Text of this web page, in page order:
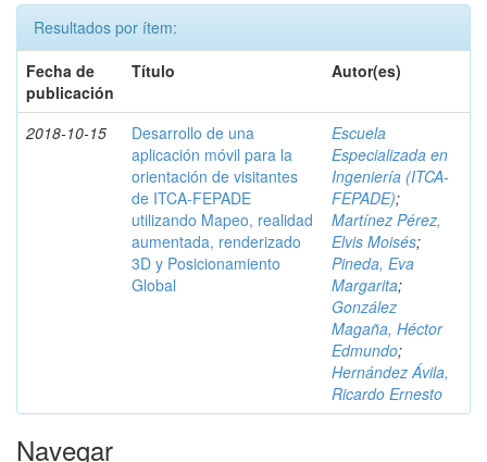
Resultados por ítem:
Fecha de
publicación
Título Autor(es)
2018-10-15
Desarrollo de una
aplicación móvil para la
orientación de visitantes
de ITCA-FEPADE
utilizando Mapeo, realidad
aumentada, renderizado
3D y Posicionamiento
Global
Escuela
Especializada en
Ingeniería (ITCA-
FEPADE);
Martínez Pérez,
Elvis Moisés;
Pineda, Eva
Margarita;
González
Magaña, Héctor
Edmundo;
Hernández Ávila,
Ricardo Ernesto
Navegar